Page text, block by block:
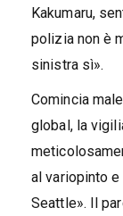
Kakumaru,
polizia non è
sinistra sì».
Comincia
global, la
al variopinto
Seattle». Il